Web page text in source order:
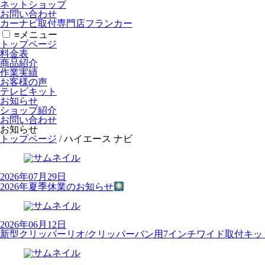
ネットショップ
お問い合わせ
カーナビ取付専⾨店フランカー
≡ メニュー
トップページ
料金表
商品紹介
作業実績
お客様の声
テレビキット
お知らせ
ショップ紹介
お問い合わせ
お知らせ
トップページ /ハイエース ナビ
2026年07月29日
2026年夏季休業のお知らせ
2026年06月12日
新型クリッパーリオ/クリッパーバン用7インチワイド取付キッ